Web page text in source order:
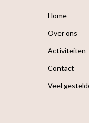
Home
Over ons
Activiteiten
Contact
Veel